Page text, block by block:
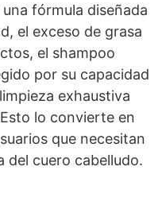
una fórmula diseñada
el exceso de grasa
el shampoo
por su capacidad
exhaustiva
lo convierte en
que necesitan
del cuero cabelludo.